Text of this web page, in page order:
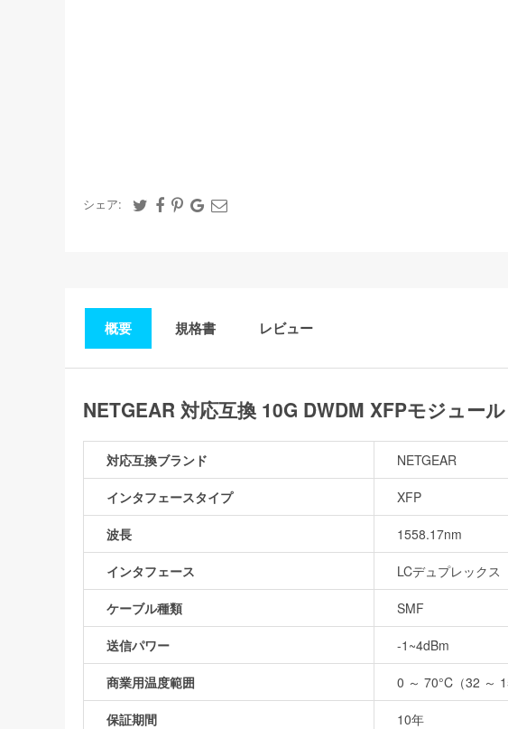
シェア:
概要 規格書 レビュー
NETGEAR 対応互換 10G DWDM XFPモジュー
対応互換ブランド NETGEAR
インタフェースタイプ XFP
波長 1558.17nm
インタフェース LCデュプレックス
ケーブル種類 SMF
送信パワー -1~4dBm
商業用温度範囲 0 ～ 70°C（32 ～
保証期間 10年